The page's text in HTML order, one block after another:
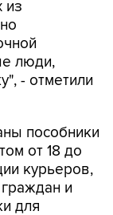
люди,
- отметили
пособники
курьеров,
и
для